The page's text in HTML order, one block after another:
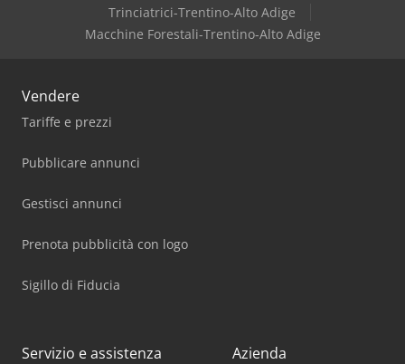
Trinciatrici-Trentino-Alto Adige
Macchine Forestali-Trentino-Alto Adige
Vendere
Tariffe e prezzi
Pubblicare annunci
Gestisci annunci
Prenota pubblicità con logo
Sigillo di Fiducia
Servizio e assistenza Azienda